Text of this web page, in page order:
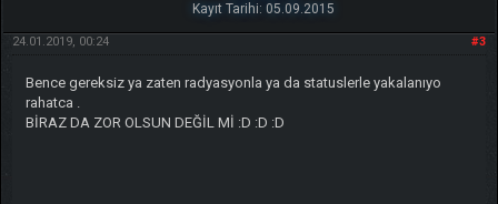
Kayıt Tarihi: 05.09.2015
#3
24.01.2019, 00:24
Bence gereksiz ya zaten radyasyonla ya da statuslerle yakalanıyo
rahatca .
BİRAZ DA ZOR OLSUN DEĞİL Mİ :D :D :D